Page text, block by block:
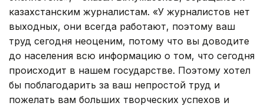
казахстанским журналистам. «У журналистов нет
выходных, они всегда работают, поэтому ваш
труд сегодня неоценим, потому что вы доводите
до населения всю информацию о том, что сегодня
происходит в нашем государстве. Поэтому хотел
бы поблагодарить за ваш непростой труд и
пожелать вам больших творческих успехов и